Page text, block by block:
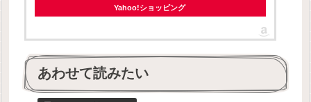
Yahoo!ショッピング
あわせて読みたい